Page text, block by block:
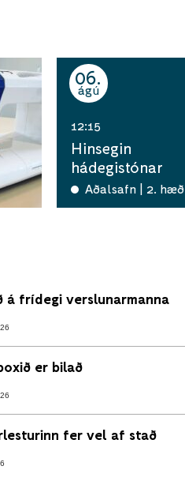
06
ágú
12:15
Hinsegin
hádegistónar
Aðalsafn | 2. hæð
á frídegi verslunarmanna
er bilað
fer vel af stað